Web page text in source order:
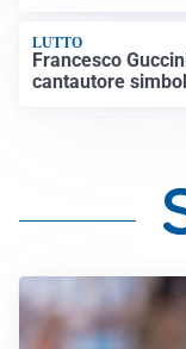
LUTTO
Francesco
cantautore